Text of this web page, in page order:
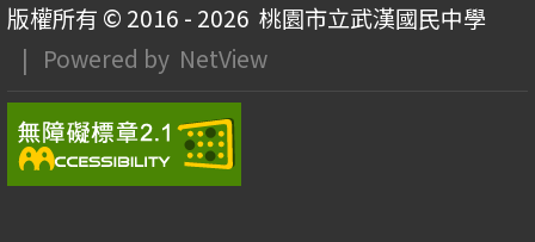
版權所有 © 2016 - 2026 桃園市立武漢國民中學
| Powered by NetView